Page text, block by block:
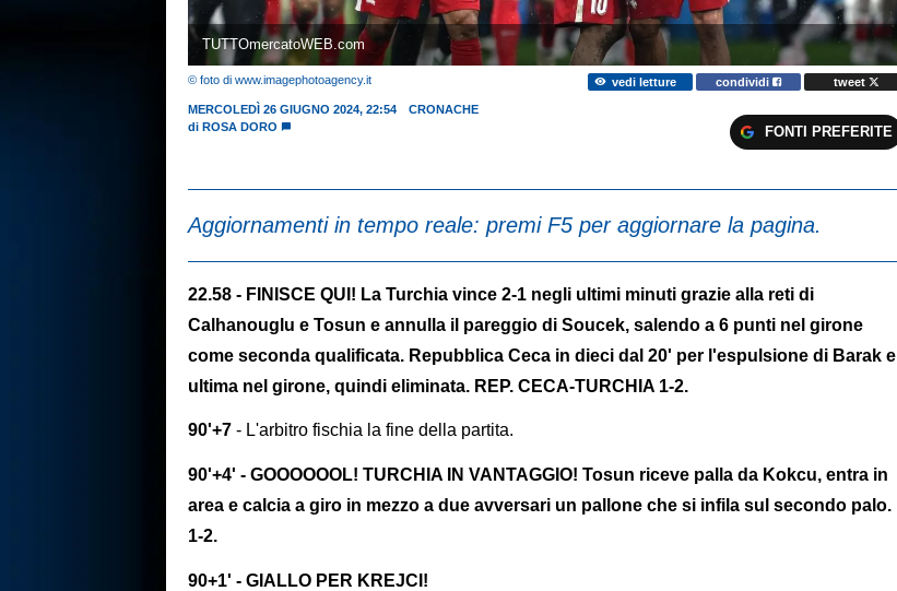
TUTTOmercatoWEB.com
© foto di www.imagephotoagency.it vedi letture condividi tweet
MERCOLEDÌ 26 GIUGNO 2024, 22:54
CRONACHE
di ROSA DORO FONTI PREFERITE
Aggiornamenti in tempo reale: premi F5 per aggiornare la pagina.
22.58 - FINISCE QUI! La Turchia vince 2-1 negli ultimi minuti grazie alla reti di
Calhanouglu e Tosun e annulla il pareggio di Soucek, salendo a 6 punti nel girone
come seconda qualificata. Repubblica Ceca in dieci dal 20' per l'espulsione di Barak e
ultima nel girone, quindi eliminata. REP. CECA-TURCHIA 1-2.
90'+7 - L'arbitro fischia la fine della partita.
90'+4' - GOOOOOOL! TURCHIA IN VANTAGGIO! Tosun riceve palla da Kokcu, entra in
area e calcia a giro in mezzo a due avversari un pallone che si infila sul secondo palo.
1-2.
90+1' - GIALLO PER KREJCI!